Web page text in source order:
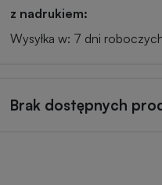
z nadrukiem:
Wysyłka w: 7 dni
Brak dostępnych